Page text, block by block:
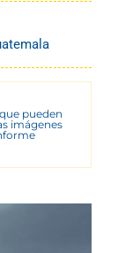
pueden
imágenes